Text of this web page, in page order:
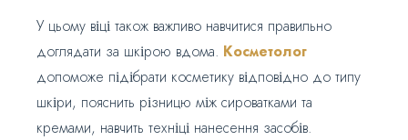
У цьому віці також важливо навчитися правильно
доглядати за шкірою вдома. Косметолог
допоможе підібрати косметику відповідно до типу
шкіри, пояснить різницю між сироватками та
кремами, навчить техніці нанесення засобів.